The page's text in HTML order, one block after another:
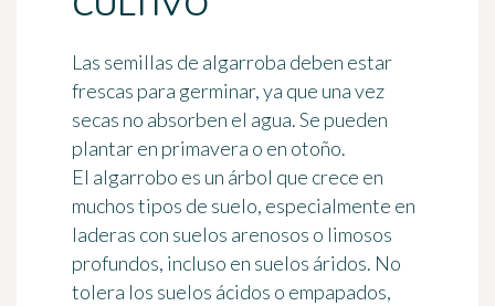
Las semillas de algarroba deben estar
frescas para germinar, ya que una vez
secas no absorben el agua. Se pueden
plantar en primavera o en otoño.
El algarrobo es un árbol que crece en
muchos tipos de suelo, especialmente en
laderas con suelos arenosos o limosos
profundos, incluso en suelos áridos. No
tolera los suelos ácidos o empapados,